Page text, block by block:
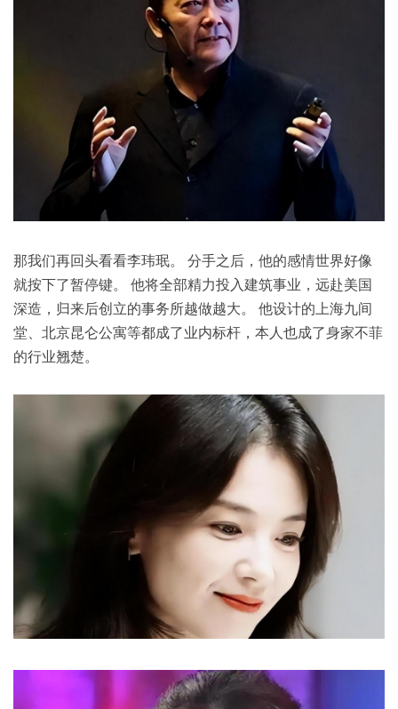
那我们再回头看看李玮珉。 分手之后，他的感情世界好像
就按下了暂停键。 他将全部精力投入建筑事业，远赴美国
深造，归来后创立的事务所越做越大。 他设计的上海九间
堂、北京昆仑公寓等都成了业内标杆，本人也成了身家不菲
的行业翘楚。